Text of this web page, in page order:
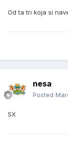
Od ta tri koja si
nesa
Posted
SX